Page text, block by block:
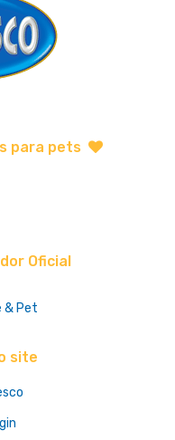
para pets
Oficial
& Pet
site